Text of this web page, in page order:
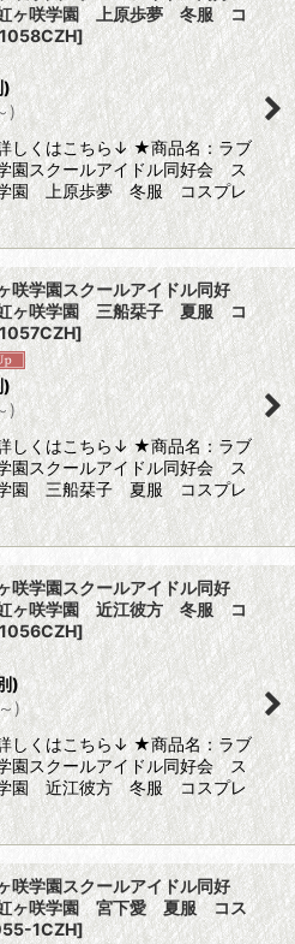
ヶ咲学園 上原歩夢 冬服 コ
]
)
)
しくはこちら↓ ★商品名：ラブ
園スクールアイドル同好会 ス
園 上原歩夢 冬服 コスプレ
咲学園スクールアイドル同好
ヶ咲学園 三船栞子 夏服 コ
]
)
)
しくはこちら↓ ★商品名：ラブ
園スクールアイドル同好会 ス
園 三船栞子 夏服 コスプレ
咲学園スクールアイドル同好
ヶ咲学園 近江彼方 冬服 コ
]
)
～)
しくはこちら↓ ★商品名：ラブ
園スクールアイドル同好会 ス
園 近江彼方 冬服 コスプレ
咲学園スクールアイドル同好
ヶ咲学園 宮下愛 夏服 コス
1CZH]